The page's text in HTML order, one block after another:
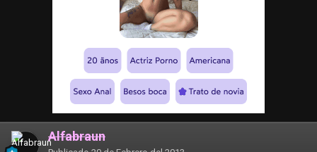
Alfabraun